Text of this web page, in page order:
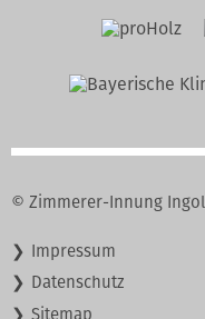
© Zimmerer-Innung
Navigation
überspringen
Impressum
Datenschutz
Sitemap